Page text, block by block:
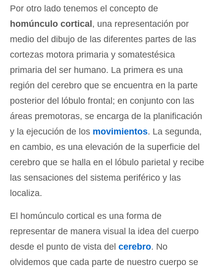
Por otro lado tenemos el concepto de
homúnculo cortical , una representación por
medio del dibujo de las diferentes partes de las
cortezas motora primaria y somatestésica
primaria del ser humano. La primera es una
región del cerebro que se encuentra en la parte
posterior del lóbulo frontal; en conjunto con las
áreas premotoras, se encarga de la planificación
y la ejecución de los movimientos. La segunda,
en cambio, es una elevación de la superficie del
cerebro que se halla en el lóbulo parietal y recibe
las sensaciones del sistema periférico y las
localiza.
El homúnculo cortical es una forma de
representar de manera visual la idea del cuerpo
desde el punto de vista del cerebro. No
olvidemos que cada parte de nuestro cuerpo se